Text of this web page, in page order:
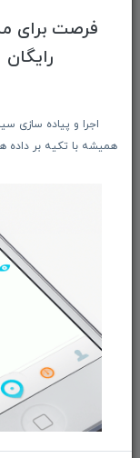
فرصت برای
رایگان
اجرا و پیاده
همیشه با تکیه بر داده
فرم ثبت نام درخواست
فروشگاه
شگفت انگیزان منتخب
پیشنهـاد شگفت انگیز
دانلود اپلیکیشن فروشگاه
دسترسی سریع
صفحه ابتدایی سایت